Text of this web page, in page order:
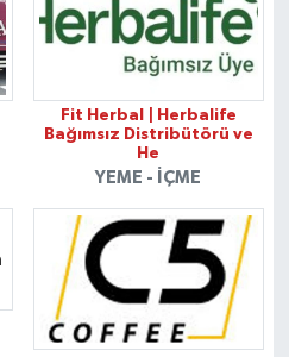
Fit Herbal | Herbalife
Bağımsız Distribütörü ve
He
YEME - İÇME